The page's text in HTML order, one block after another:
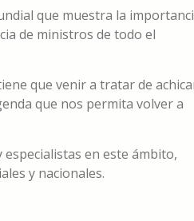
que muestra la
de ministros de todo el
que venir a tratar de
que nos permita volver a
en este ámbito,
y nacionales.